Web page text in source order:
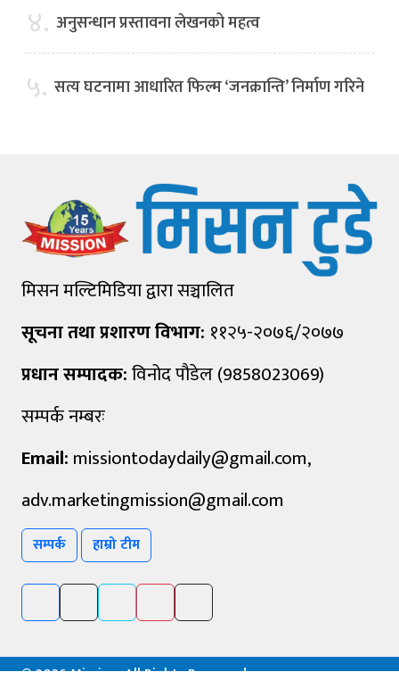
४. अनुसन्धान प्रस्तावना लेखनको महत्व
५. सत्य घटनामा आधारित फिल्म ‘जनक्रान्ति’ निर्माण गरिने
मिसन मल्टिमिडिया द्वारा सञ्चालित
सूचना तथा प्रशारण विभाग: ११२५-२०७६/२०७७
प्रधान सम्पादक:विनोद पौडेल (9858023069)
सम्पर्क नम्बरः
Email: missiontodaydaily@gmail.com,
adv.marketingmission@gmail.com
सम्पर्क हाम्रो टीम
©2026 Mission, All Rights Reserved.